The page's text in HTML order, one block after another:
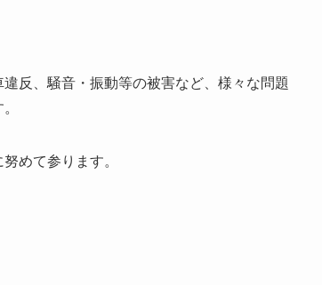
反、騒音・振動等の被害など、様々な問題
めて参ります。